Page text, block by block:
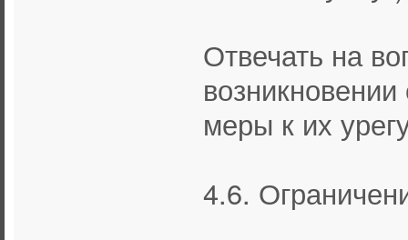
Отвечать на
меры к их
4.6.